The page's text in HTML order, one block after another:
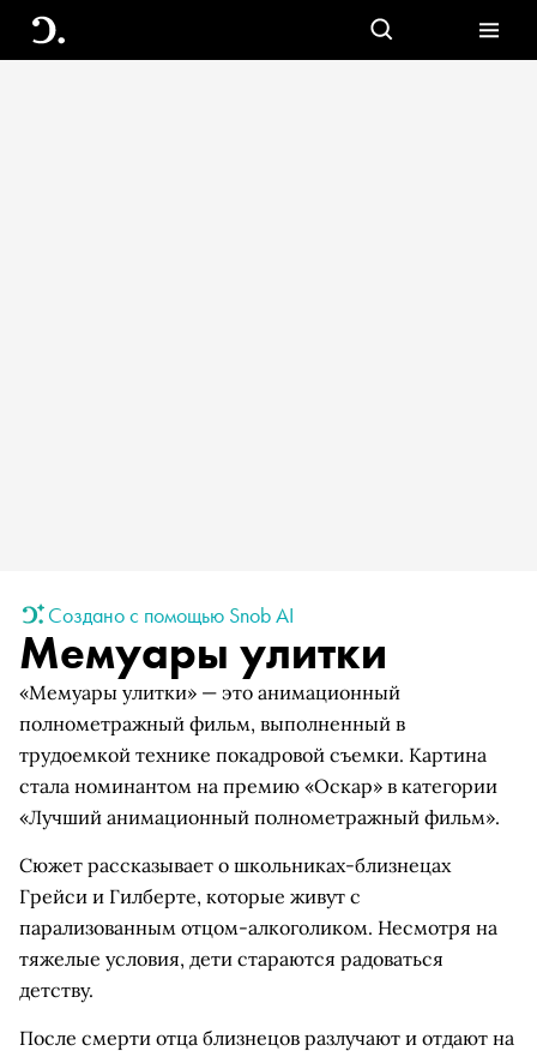
Создано с помощью Snob AI
Мемуары улитки
«Мемуары улитки» — это анимационный
полнометражный фильм, выполненный в
трудоемкой технике покадровой съемки. Картина
стала номинантом на премию «Оскар» в категории
«Лучший анимационный полнометражный фильм».
Сюжет рассказывает о школьниках-близнецах
Грейси и Гилберте, которые живут с
парализованным отцом-алкоголиком. Несмотря на
тяжелые условия, дети стараются радоваться
детству.
После смерти отца близнецов разлучают и отдают на